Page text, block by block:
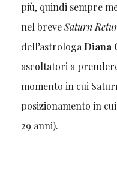
più, quindi sempre
nel breveSaturn
dell’astrologaDiana
ascoltatori a
momento in cui
posizionamento in
29 anni).